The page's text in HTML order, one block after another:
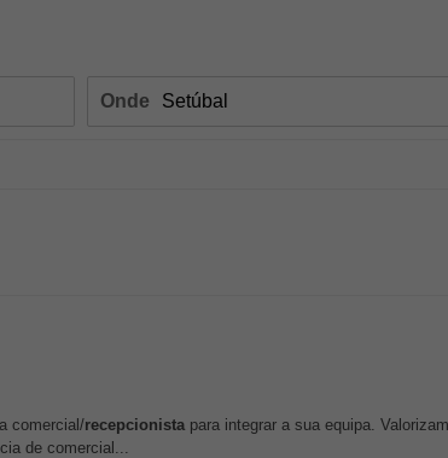
Onde
comercial/recepcionista para integrar a sua equipa.
de comercial...